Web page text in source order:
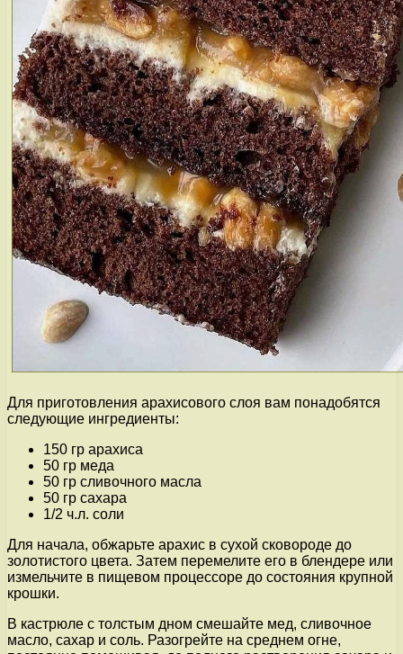
Для приготовления арахисового слоя вам понадобятся
следующие ингредиенты:
150 гр арахиса
50 гр меда
50 гр сливочного масла
50 гр сахара
1/2 ч.л. соли
Для начала, обжарьте арахис в сухой сковороде до
золотистого цвета. Затем перемелите его в блендере или
измельчите в пищевом процессоре до состояния крупной
крошки.
В кастрюле с толстым дном смешайте мед, сливочное
масло, сахар и соль. Разогрейте на среднем огне,